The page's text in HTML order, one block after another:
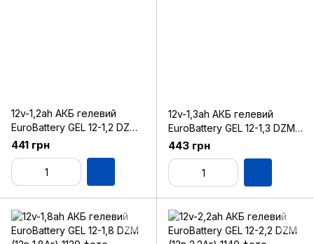
12v-1,2ah АКБ гелевий
EuroBattery GEL 12-1,2 DZM
(12в 1.2Аг)
441 грн
12v-1,3ah АКБ гелевий
EuroBattery GEL 12-1,3 DZM
(12в 1.3Аг)
443 грн